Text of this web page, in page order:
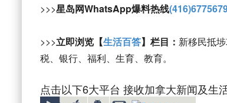
>>>星岛网WhatsApp爆料热线
>>>立即浏览【生活百答】栏目： 新移民抵
税、银行、福利、生育、教育。
点击以下6大平台 接收加拿大新闻及生